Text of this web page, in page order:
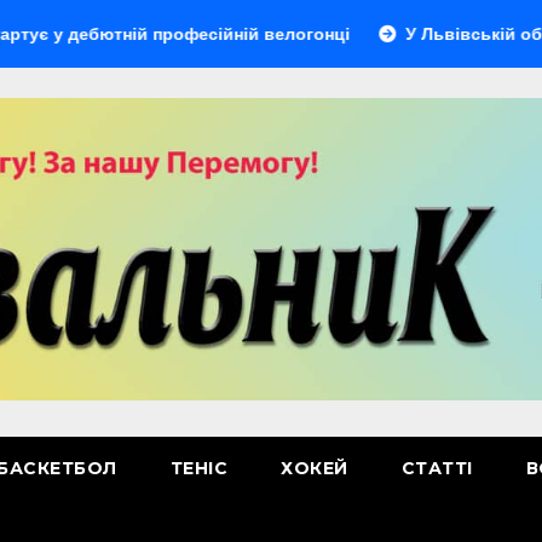
професійній велогонці У Львівській області
ТЕНІС ХОКЕЙ СТАТТІ